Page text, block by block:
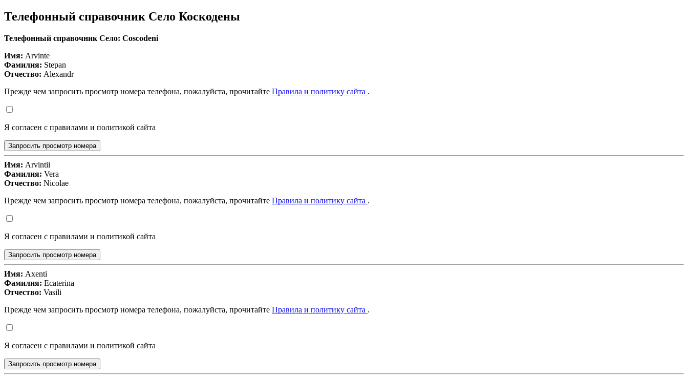
Телефонный справочник Село Коскодены
Телефонный справочник Село: Coscodeni
Имя: Arvinte
Фамилия: Stepan
Отчество: Alexandr
Прежде чем запросить просмотр номера телефона, пожалуйста, прочитайте Правила и политику сайта .
Я согласен с правилами и политикой сайта
Запросить просмотр номера
Имя: Arvintii
Фамилия: Vera
Отчество: Nicolae
Прежде чем запросить просмотр номера телефона, пожалуйста, прочитайте Правила и политику сайта .
Я согласен с правилами и политикой сайта
Запросить просмотр номера
Имя: Axenti
Фамилия: Ecaterina
Отчество: Vasili
Прежде чем запросить просмотр номера телефона, пожалуйста, прочитайте Правила и политику сайта .
Я согласен с правилами и политикой сайта
Запросить просмотр номера